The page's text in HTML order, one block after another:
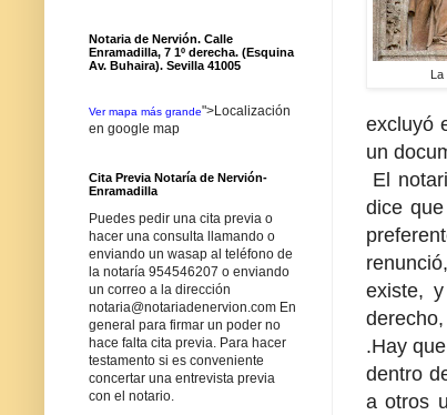
La
excluyó
un
El
dice
existe,
.Hay
dentro
a otros
Notaria de Nervión. Calle
Enramadilla, 7 1º derecha. (Esquina
Av. Buhaira). Sevilla 41005
Ver mapa más grande">Localización
en google map
Cita Previa Notaría de Nervión-
Enramadilla
Puedes pedir una cita previa o
hacer una consulta llamando o
enviando un wasap al teléfono de
la notaría 954546207 o enviando
un correo a la dirección
notaria@notariadenervion.com En
general para firmar un poder no
hace falta cita previa. Para hacer
testamento si es conveniente
concertar una entrevista previa
con el notario.